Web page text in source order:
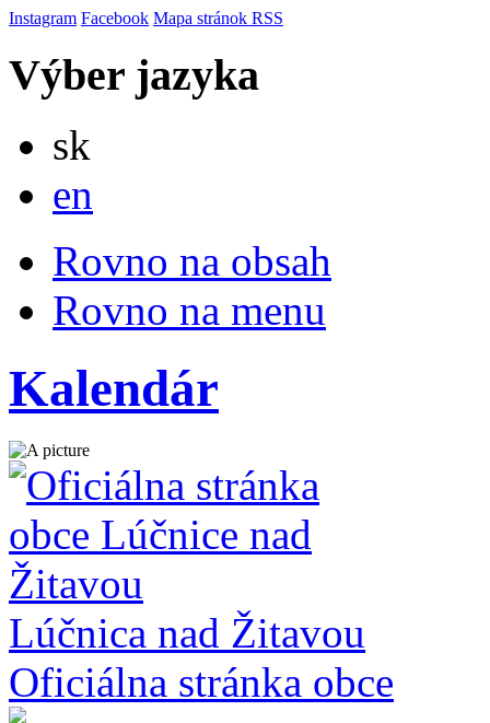
Instagram Facebook Mapa stránok RSS
Výber jazyka
sk
en
Rovno na obsah
Rovno na menu
Kalendár
Lúčnica nad Žitavou
Oficiálna stránka obce